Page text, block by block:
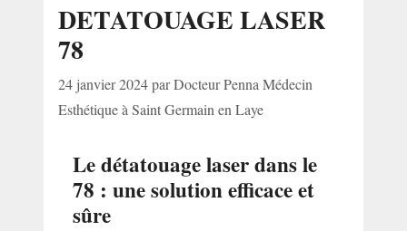
DETATOUAGE LASER
78
24 janvier 2024parDocteur Penna Médecin
Esthétique à Saint Germain en Laye
Le détatouage laser dans le
78 : une solution efficace et
sûre